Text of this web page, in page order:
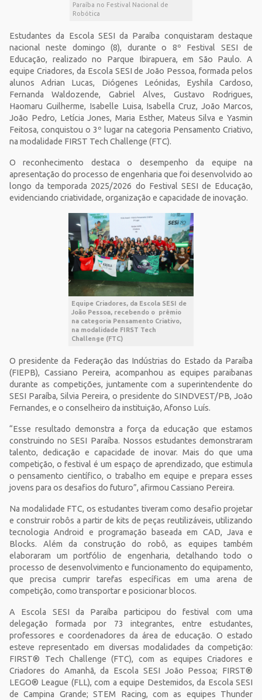
Paraíba no Festival Nacional de
Robótica
Estudantes da Escola SESI da Paraíba conquistaram destaque
nacional neste domingo (8), durante o 8º Festival SESI de
Educação, realizado no Parque Ibirapuera, em São Paulo. A
equipe Criadores, da Escola SESI de João Pessoa, formada pelos
alunos Adrian Lucas, Diógenes Leónidas, Eyshila Cardoso,
Fernanda Waldozende, Gabriel Alves, Gustavo Rodrigues,
Haomaru Guilherme, Isabelle Luisa, Isabella Cruz, João Marcos,
João Pedro, Letícia Jones, Maria Esther, Mateus Silva e Yasmin
Feitosa, conquistou o 3º lugar na categoria Pensamento Criativo,
na modalidade FIRST Tech Challenge (FTC).
O reconhecimento destaca o desempenho da equipe na
apresentação do processo de engenharia que foi desenvolvido ao
longo da temporada 2025/2026 do Festival SESI de Educação,
evidenciando criatividade, organização e capacidade de inovação.
Equipe Criadores, da Escola SESI de
João Pessoa, recebendo o prêmio
na categoria Pensamento Criativo,
na modalidade FIRST Tech
Challenge (FTC)
O presidente da Federação das Indústrias do Estado da Paraíba
(FIEPB), Cassiano Pereira, acompanhou as equipes paraibanas
durante as competições, juntamente com a superintendente do
SESI Paraíba, Silvia Pereira, o presidente do SINDVEST/PB, João
Fernandes, e o conselheiro da instituição, Afonso Luís.
“Esse resultado demonstra a força da educação que estamos
construindo no SESI Paraíba. Nossos estudantes demonstraram
talento, dedicação e capacidade de inovar. Mais do que uma
competição, o festival é um espaço de aprendizado, que estimula
o pensamento científico, o trabalho em equipe e prepara esses
jovens para os desafios do futuro”, afirmou Cassiano Pereira.
Na modalidade FTC, os estudantes tiveram como desafio projetar
e construir robôs a partir de kits de peças reutilizáveis, utilizando
tecnologia Android e programação baseada em CAD, Java e
Blocks. Além da construção do robô, as equipes também
elaboraram um portfólio de engenharia, detalhando todo o
processo de desenvolvimento e funcionamento do equipamento,
que precisa cumprir tarefas específicas em uma arena de
competição, como transportar e posicionar blocos.
A Escola SESI da Paraíba participou do festival com uma
delegação formada por 73 integrantes, entre estudantes,
professores e coordenadores da área de educação. O estado
esteve representado em diversas modalidades da competição:
FIRST® Tech Challenge (FTC), com as equipes Criadores e
Criadores do Amanhã, da Escola SESI João Pessoa; FIRST®
LEGO® League (FLL), com a equipe Destemidos, da Escola SESI
de Campina Grande; STEM Racing, com as equipes Thunder